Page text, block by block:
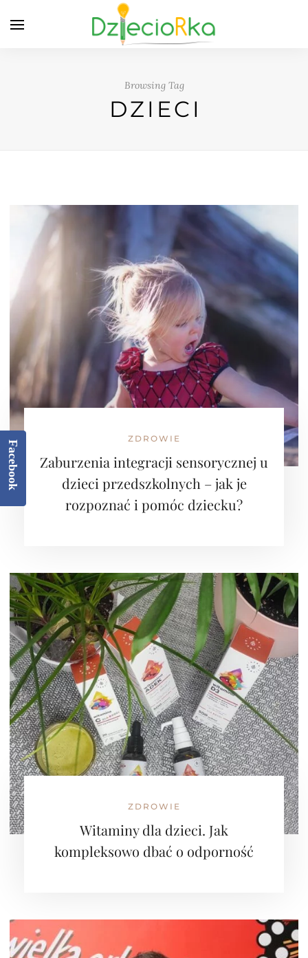
Browsing Tag
DZIECI
ZDROWIE
Zaburzenia integracji sensorycznej u
dzieci przedszkolnych – jak je
rozpoznać i pomóc dziecku?
ZDROWIE
Witaminy dla dzieci. Jak
kompleksowo dbać o odporność
Facebook